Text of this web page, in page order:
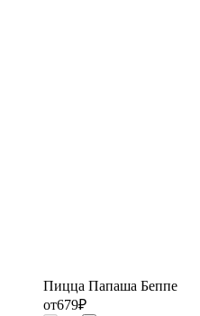
Пицца Папаша Беппе
от679₽